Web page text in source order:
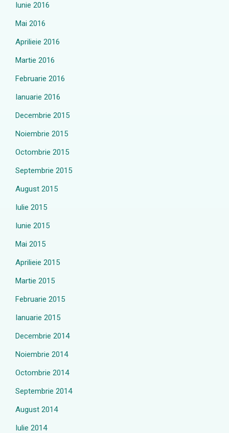
Iunie 2016
Mai 2016
Aprilieie 2016
Martie 2016
Februarie 2016
Ianuarie 2016
Decembrie 2015
Noiembrie 2015
Octombrie 2015
Septembrie 2015
August 2015
Iulie 2015
Iunie 2015
Mai 2015
Aprilieie 2015
Martie 2015
Februarie 2015
Ianuarie 2015
Decembrie 2014
Noiembrie 2014
Octombrie 2014
Septembrie 2014
August 2014
Iulie 2014